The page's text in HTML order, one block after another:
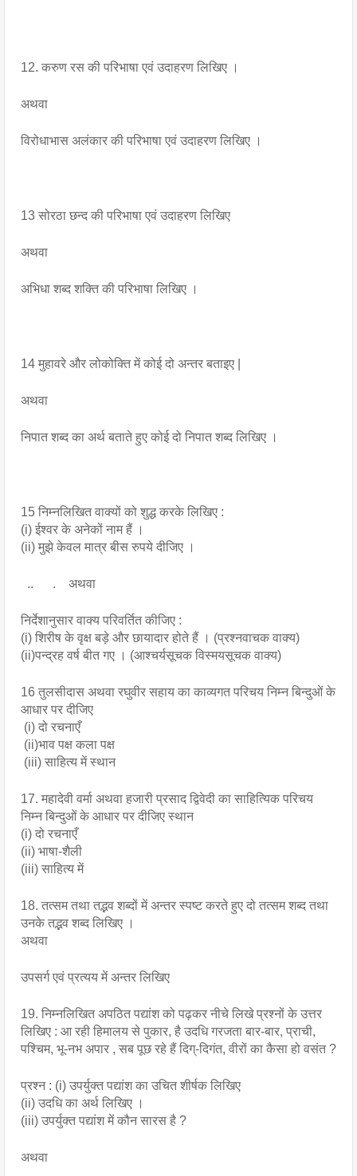
12. करुण रस की परिभाषा एवं उदाहरण लिखिए ।
अथवा
विरोधाभास अलंकार की परिभाषा एवं उदाहरण लिखिए ।
13 सोरठा छन्द की परिभाषा एवं उदाहरण लिखिए
अथवा
अभिधा शब्द शक्ति की परिभाषा लिखिए ।
14 मुहावरे और लोकोक्ति में कोई दो अन्तर बताइए |
अथवा
निपात शब्द का अर्थ बताते हुए कोई दो निपात शब्द लिखिए ।
15 निम्नलिखित वाक्यों को शुद्ध करके लिखिए :
(i) ईश्वर के अनेकों नाम हैं ।
(ii) मुझे केवल मात्र बीस रुपये दीजिए ।
..      .    अथवा
निर्देशानुसार वाक्य परिवर्तित कीजिए :
(i) शिरीष के वृक्ष बड़े और छायादार होते हैं । (प्रश्नवाचक वाक्य)
(ii)पन्द्रह वर्ष बीत गए । (आश्चर्यसूचक विस्मयसूचक वाक्य)
16 तुलसीदास अथवा रघुवीर सहाय का काव्यगत परिचय निम्न बिन्दुओं के
आधार पर दीजिए
(i) दो रचनाएँ
(ii)भाव पक्ष कला पक्ष
(iii) साहित्य में स्थान
17. महादेवी वर्मा अथवा हजारी प्रसाद द्विवेदी का साहित्यिक परिचय
निम्न बिन्दुओं के आधार पर दीजिए स्थान
(i) दो रचनाएँ
(ii) भाषा-शैली
(iii) साहित्य में
18. तत्सम तथा तद्भव शब्दों में अन्तर स्पष्ट करते हुए दो तत्सम शब्द तथा
उनके तद्भव शब्द लिखिए ।
अथवा
उपसर्ग एवं प्रत्यय में अन्तर लिखिए
19. निम्नलिखित अपठित पद्यांश को पढ़कर नीचे लिखे प्रश्नों के उत्तर
लिखिए : आ रही हिमालय से पुकार, है उदधि गरजता बार-बार, प्राची,
पश्चिम, भू-नभ अपार , सब पूछ रहे हैं दिग्-दिगंत, वीरों का कैसा हो वसंत ?
प्रश्न : (i) उपर्युक्त पद्यांश का उचित शीर्षक लिखिए
(ii) उदधि का अर्थ लिखिए ।
(iii) उपर्युक्त पद्यांश में कौन सारस है ?
अथवा